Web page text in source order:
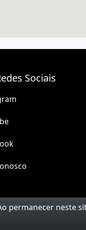
permanecer neste
Sociais